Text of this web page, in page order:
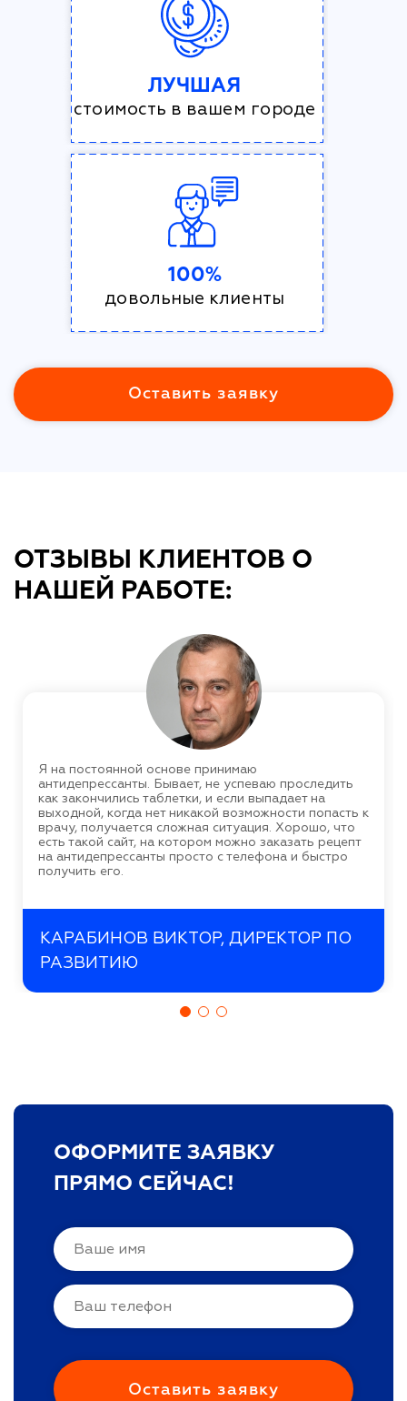
ЛУЧШАЯ
стоимость в вашем городе
100%
довольные клиенты
Оставить заявку
ОТЗЫВЫ КЛИЕНТОВ О
НАШЕЙ РАБОТЕ:
Я на постоянной основе принимаю
антидепрессанты. Бывает, не успеваю проследить
как закончились таблетки, и если выпадает на
выходной, когда нет никакой возможности попасть к
врачу, получается сложная ситуация. Хорошо, что
есть такой сайт, на котором можно заказать рецепт
на антидепрессанты просто с телефона и быстро
получить его.
КАРАБИНОВ ВИКТОР, ДИРЕКТОР ПО
РАЗВИТИЮ
ОФОРМИТЕ ЗАЯВКУ
ПРЯМО СЕЙЧАС!